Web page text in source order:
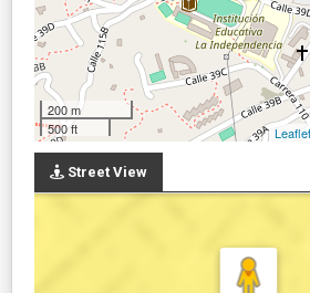
200 m
500 ft
Leaflet
Street View